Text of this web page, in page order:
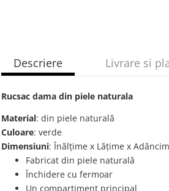
Descriere Livrare si
Rucsac dama din piele naturala
Material: din piele naturală
Culoare: verde
Dimensiuni: Înălțime x Lățime x
Fabricat din piele naturală
Închidere cu fermoar
Un compartiment principal